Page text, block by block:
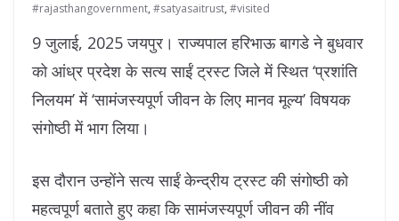
#rajasthangovernment, #satyasaitrust, #visited
9 जुलाई, 2025 जयपुर। राज्यपाल हरिभाऊ बागडे ने बुधवार
को आंध्र प्रदेश के सत्य साईं ट्रस्ट जिले में स्थित ‘प्रशांति
निलयम’ में ‘सामंजस्यपूर्ण जीवन के लिए मानव मूल्य’ विषयक
संगोष्ठी में भाग लिया।
इस दौरान उन्होंने सत्य साईं केन्द्रीय ट्रस्ट की संगोष्ठी को
महत्वपूर्ण बताते हुए कहा कि सामंजस्यपूर्ण जीवन की नींव